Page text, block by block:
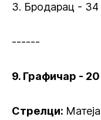
3. Бродарац - 34
------
9. Графичар -
Стрелци: